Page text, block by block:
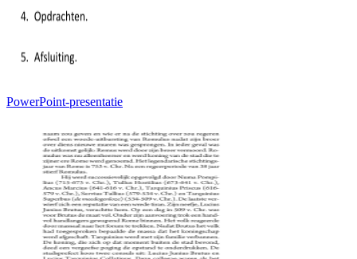
PowerPoint-presentatie